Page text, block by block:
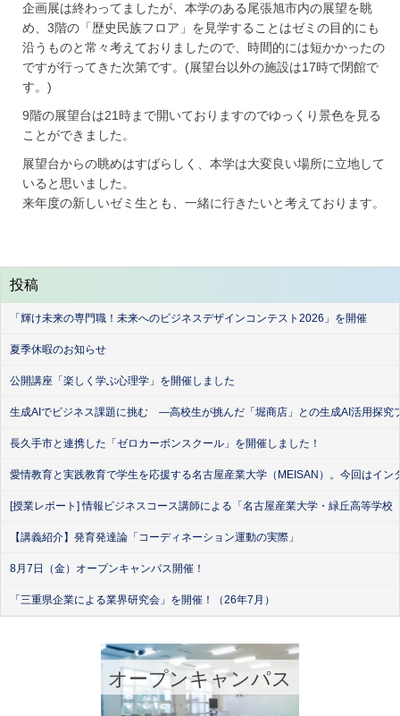
企画展は終わってましたが、本学のある尾張旭市内の展望を眺
め、3階の「歴史民族フロア」を見学することはゼミの目的にも
沿うものと常々考えておりましたので、時間的には短かかったの
ですが行ってきた次第です。(展望台以外の施設は17時で閉館で
す。)
9階の展望台は21時まで開いておりますのでゆっくり景色を見る
ことができました。
展望台からの眺めはすばらしく、本学は大変良い場所に立地して
いると思いました。
来年度の新しいゼミ生とも、一緒に行きたいと考えております。
投稿
「輝け未来の専門職！未来へのビジネスデザインコンテスト2026」を開催
夏季休暇のお知らせ
公開講座「楽しく学ぶ心理学」を開催しました
生成AIでビジネス課題に挑む ―高校生が挑んだ「堀商店」との生成AI活用探究
長久手市と連携した「ゼロカーボンスクール」を開催しました！
愛情教育と実践教育で学生を応援する名古屋産業大学（MEISAN）。今回はイ
[授業レポート] 情報ビジネスコース講師による「名古屋産業大学・緑丘高等学
【講義紹介】発育発達論「コーディネーション運動の実際」
8月7日（金）オープンキャンパス開催！
「三重県企業による業界研究会」を開催！（26年7月）
オープンキャンパス